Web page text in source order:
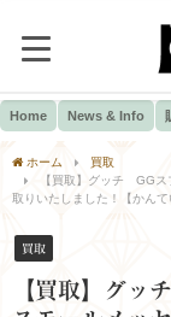
Home News & Info
ホーム
買取
【買取】グッチ GG
取りいたしました！【かんて
買取
【買取】グッ